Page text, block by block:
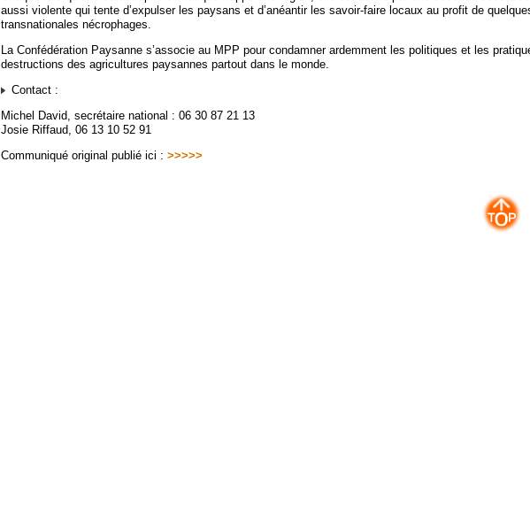
aussi violente qui tente d’expulser les paysans et d’anéantir les savoir-faire locaux au profit de
transnationales nécrophages.
La Confédération Paysanne s’associe au MPP pour condamner ardemment les politiques et les
destructions des agricultures paysannes partout dans le monde.
Contact :
Michel David, secrétaire national : 06 30 87 21 13
Josie Riffaud, 06 13 10 52 91
Communiqué original publié ici : >>>>>